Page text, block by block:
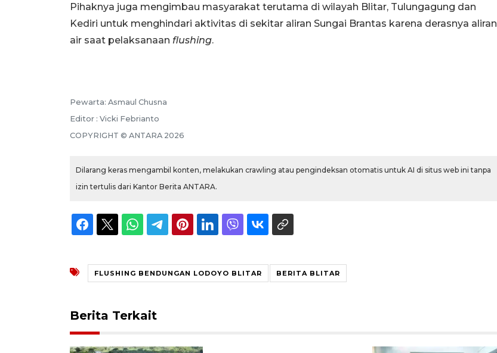
Pihaknya juga mengimbau masyarakat terutama di wilayah Blitar, Tulungagung dan
Kediri untuk menghindari aktivitas di sekitar aliran Sungai Brantas karena derasnya aliran
air saat pelaksanaan flushing.
Pewarta: Asmaul Chusna
Editor : Vicki Febrianto
COPYRIGHT © ANTARA 2026
Dilarang keras mengambil konten, melakukan crawling atau pengindeksan otomatis untuk AI di situs web ini tanpa
izin tertulis dari Kantor Berita ANTARA.
FLUSHING BENDUNGAN LODOYO BLITAR BERITA BLITAR
Berita Terkait